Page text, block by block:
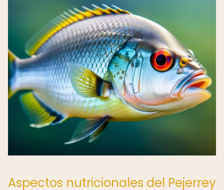
Aspectos nutricionales del Pejerrey